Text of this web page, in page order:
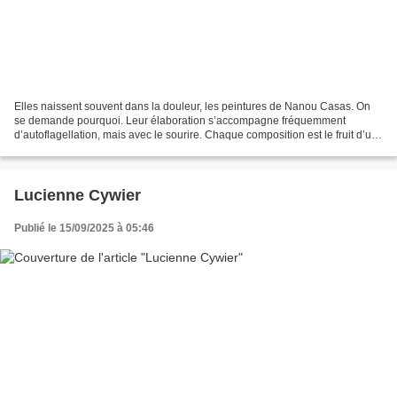
Elles naissent souvent dans la douleur, les peintures de Nanou Casas. On
se demande pourquoi. Leur élaboration s’accompagne fréquemment
d’autoflagellation, mais avec le sourire. Chaque composition est le fruit d’un
Lucienne Cywier
Publié le 15/09/2025 à 05:46